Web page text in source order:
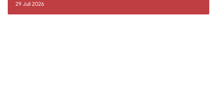
29 Juli 2026